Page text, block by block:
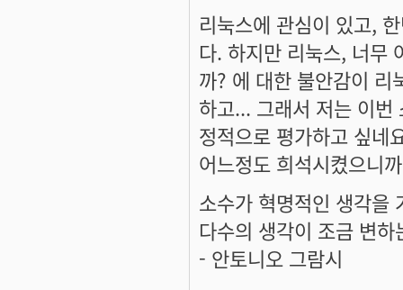
리눅스에 관심이 있고,
다. 하지만 리눅스, 너무
까? 에 대한 불안감이 리
하고... 그래서 저는 이번
정적으로 평가하고 싶네
어느정도 희석시켰으니
소수가 혁명적인 생각을
다수의 생각이 조금 변
- 안토니오 그람시